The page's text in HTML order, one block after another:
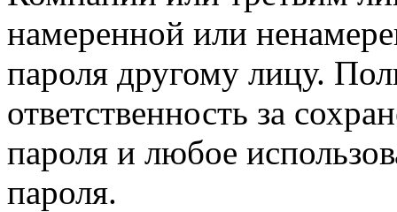
намеренной или
пароля другому лицу.
ответственность за
пароля и любое
пароля.